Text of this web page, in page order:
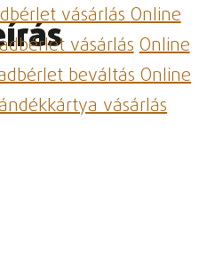
vásárlásOnline
vásárlásOnline
beváltásOnline
vásárlás